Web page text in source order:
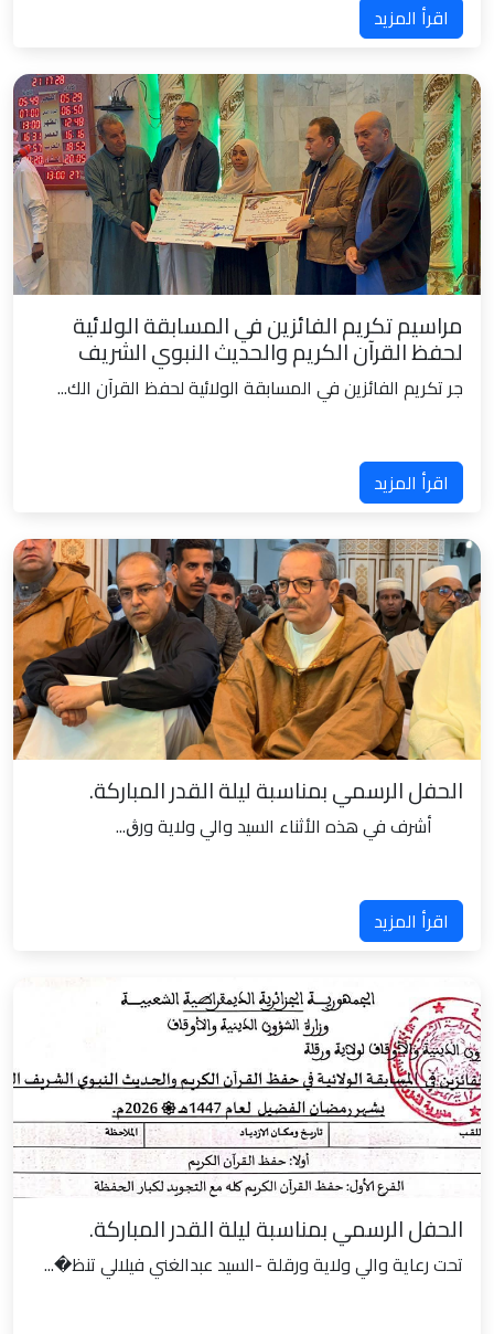
اقرأ المزيد
مراسيم تكريم الفائزين في المسابقة الولائية
لحفظ القرآن الكريم والحديث النبوي الشريف
جر تكريم الفائزين في المسابقة الولائية لحفظ القرآن الك...
اقرأ المزيد
الحفل الرسمي بمناسبة ليلة القدر المباركة.
أشرف في هذه الأثناء السيد والي ولاية ورڨ...
اقرأ المزيد
الحفل الرسمي بمناسبة ليلة القدر المباركة.
تحت رعاية والي ولاية ورقلة -السيد عبدالغني فيلالي تنظ�...